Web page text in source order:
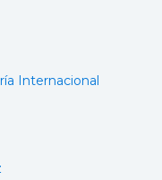
Internacional